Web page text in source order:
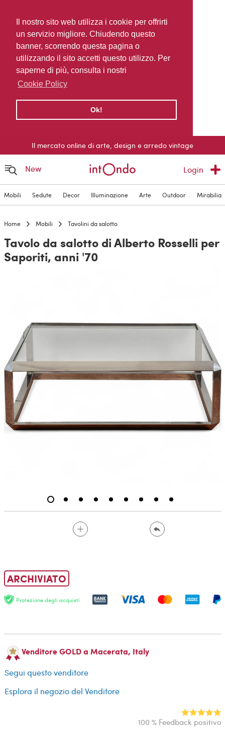
Il nostro sito web utilizza i cookie per offrirti
un servizio migliore. Chiudendo questo
banner, scorrendo questa pagina o
utilizzando il sito accetti questo utilizzo. Per
saperne di più, consulta i nostri
Cookie Policy
Ok!
Il mercato online di arte, design e arredo vintage
New Login
Mobili Sedute Decor Illuminazione Arte Outdoor Mirabilia
Home Mobili Tavolini da salotto
Tavolo da salotto di Alberto Rosselli per
Saporiti, anni '70
ARCHIVIATO
Protezione degli acquisti
Venditore GOLD a Macerata, Italy
Segui questo venditore
Esplora il negozio del Venditore
100 % Feedback positivo